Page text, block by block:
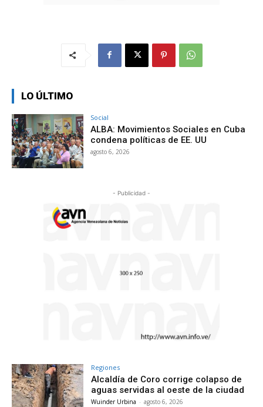
LO ÚLTIMO
Social
ALBA: Movimientos Sociales en Cuba
condena políticas de EE. UU
agosto 6, 2026
- Publicidad -
Regiones
Alcaldía de Coro corrige colapso de
aguas servidas al oeste de la ciudad
Wuinder Urbina - agosto 6, 2026